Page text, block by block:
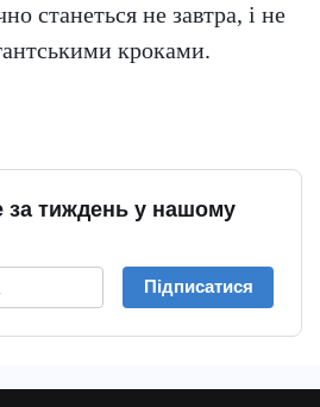
станеться не завтра, і не
кроками.
за тиждень у нашому
Підписатися